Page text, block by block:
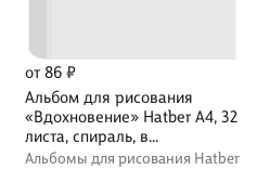
от 86 ₽
Альбом для рисования
«Вдохновение» Hatber А4, 32
листа, спираль, в
ассортименте
Альбомы для рисования Hatber